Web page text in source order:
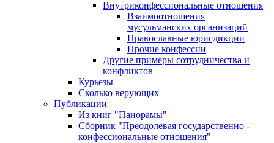
Внутриконфессиональные отношения
Взаимоотношения
мусульманских организаций
Православные юрисдикции
Прочие конфессии
Другие примеры сотрудничества и
конфликтов
Курьезы
Сколько верующих
Публикации
Из книг "Панорамы"
Сборник "Преодолевая государственно -
конфессиональные отношения"